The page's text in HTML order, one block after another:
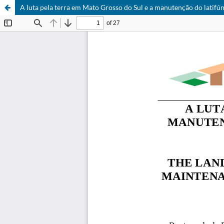
A luta pela terra em Mato Grosso do Sul e a manutenção do